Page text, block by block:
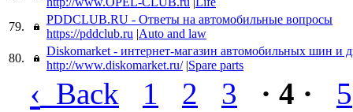
79.
PDDCLUB.RU - Ответы на автомобильные вопросы
https://pddclub.ru |Auto and law
80.
Diskomarket - интернет-магазин автомобильных шин и
http://www.diskomarket.ru/ |Spare parts
‹ Back 1 2 3 · 4 · 5